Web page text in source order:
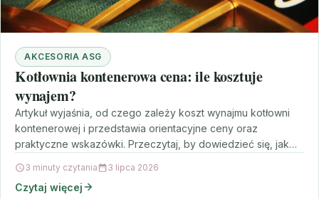
AKCESORIA ASG
Kotłownia kontenerowa cena: ile kosztuje
wynajem?
Artykuł wyjaśnia, od czego zależy koszt wynajmu kotłowni
kontenerowej i przedstawia orientacyjne ceny oraz
praktyczne wskazówki. Przeczytaj, by dowiedzieć się, jak
3 minuty czytania 3 lipca 2026
Czytaj więcej